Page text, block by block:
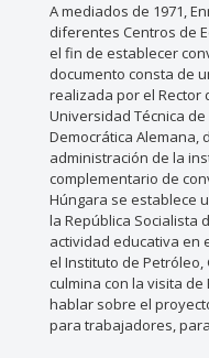
A mediados de 1971,
diferentes Centros de
el fin de establecer
documento consta de
realizada por el Rector
Universidad Técnica
Democrática Alemana,
administración de la
complementario de
Húngara se establece
la República Socialista
actividad educativa en
el Instituto de Petróleo,
culmina con la visita de
hablar sobre el
para trabajadores,